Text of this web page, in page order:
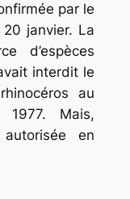
par le
janvier. La
d’espèces
interdit le
au
1977. Mais,
en